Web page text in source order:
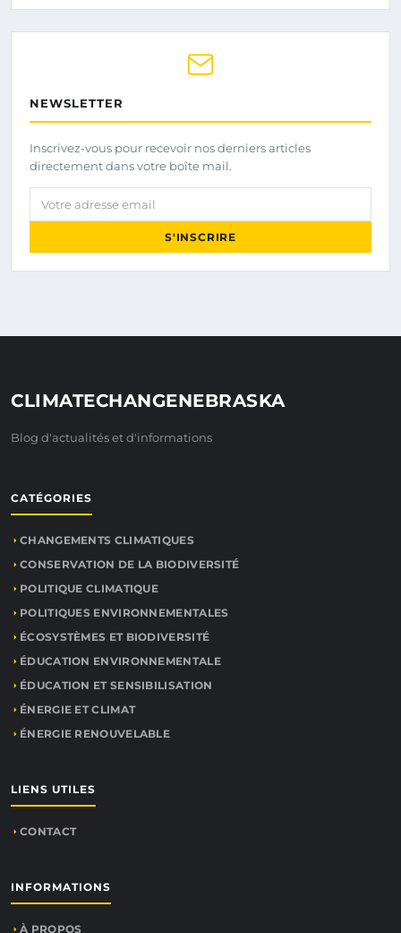
NEWSLETTER
Inscrivez-vous pour recevoir nos derniers articles
directement dans votre boîte mail.
Votre adresse email
S'INSCRIRE
CLIMATECHANGENEBRASKA
Blog d'actualités et d'informations
CATÉGORIES
CHANGEMENTS CLIMATIQUES
CONSERVATION DE LA BIODIVERSITÉ
POLITIQUE CLIMATIQUE
POLITIQUES ENVIRONNEMENTALES
ÉCOSYSTÈMES ET BIODIVERSITÉ
ÉDUCATION ENVIRONNEMENTALE
ÉDUCATION ET SENSIBILISATION
ÉNERGIE ET CLIMAT
ÉNERGIE RENOUVELABLE
LIENS UTILES
CONTACT
INFORMATIONS
À PROPOS